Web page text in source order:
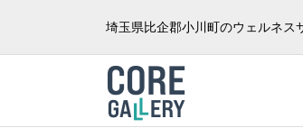
埼玉県比企郡小川町のウェルネス